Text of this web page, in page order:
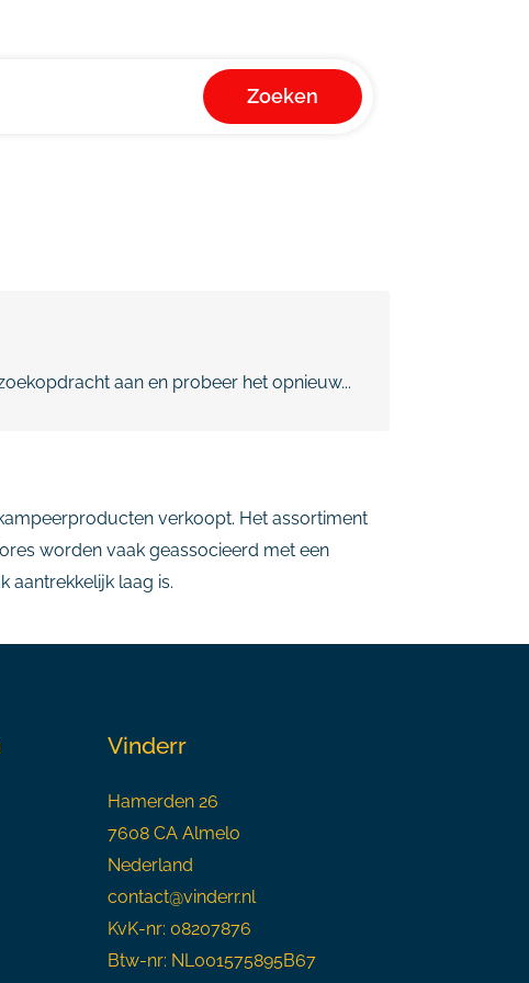
Zoeken
aan en probeer het opnieuw...
verkoopt. Het assortiment
worden vaak geassocieerd met een
aantrekkelijk laag is.
Vinderr
Hamerden 26
7608 CA Almelo
Nederland
contact@vinderr.nl
KvK-nr: 08207876
Btw-nr: NL001575895B67